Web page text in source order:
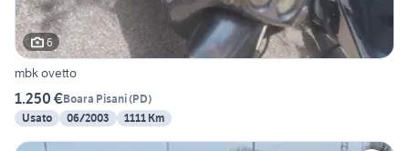
6
mbk ovetto
1.250 €Boara Pisani(PD)
Usato
06/2003 1111 Km